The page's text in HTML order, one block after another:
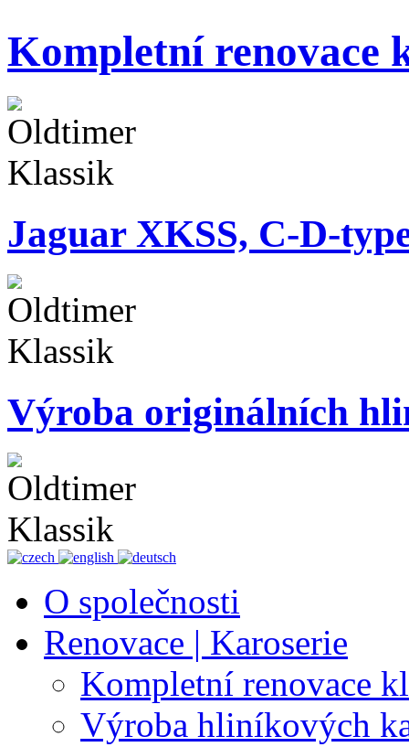
Kompletní renovace
Jaguar XKSS, C-D-
Výroba originálních
O společnosti
Renovace | Karoserie
Kompletní renovace
Výroba hliníkových